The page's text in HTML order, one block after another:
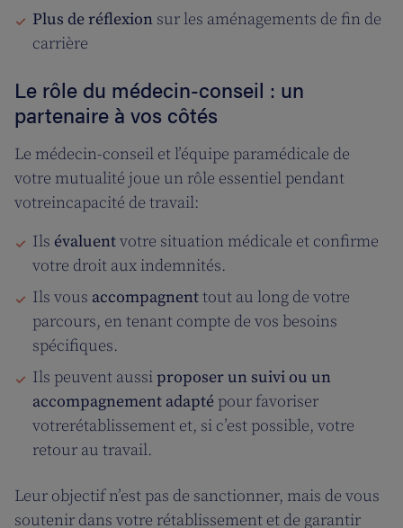
Plus de réflexion sur les aménagements de fin de
carrière
Le rôle du médecin-conseil : un
partenaire à vos côtés
Le médecin-conseil et l’équipe paramédicale de
votre mutualité joue un rôle essentiel pendant
votreincapacité de travail:
Ils évaluentvotre situation médicale et confirme
votre droit aux indemnités.
Ils vous accompagnenttout au long de votre
parcours, en tenant compte de vos besoins
spécifiques.
Ils peuvent aussiproposer un suivi ou un
accompagnement adapté pour favoriser
votrerétablissement et, si c’est possible, votre
retour au travail.
Leur objectif n’est pas de sanctionner, mais de vous
soutenir dans votre rétablissement et de garantir